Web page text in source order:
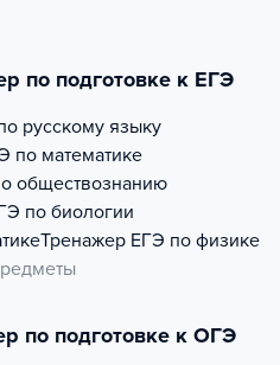
по подготовке к ЕГЭ
русскому языку
по математике
обществознанию
по биологии
Тренажер ЕГЭ по физике
по подготовке к ОГЭ